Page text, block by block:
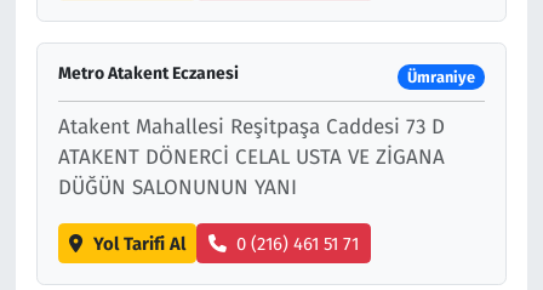
Metro Atakent Eczanesi Ümraniye
Atakent Mahallesi Reşitpaşa Caddesi 73 D
ATAKENT DÖNERCİ CELAL USTA VE ZİGANA
DÜĞÜN SALONUNUN YANI
Yol Tarifi Al 0 (216) 461 51 71